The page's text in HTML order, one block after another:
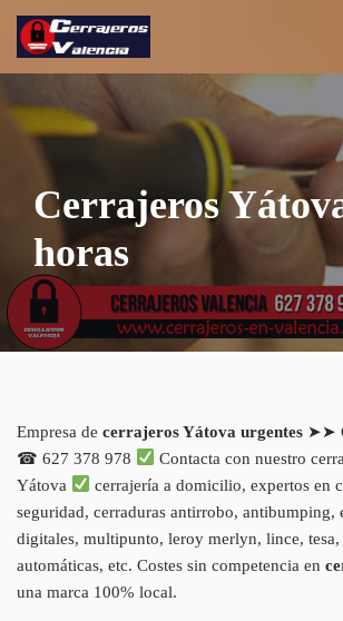
Saltar
contenido
Cerrajeros
horas
Empresa de cerrajeros Yátova urgentes ➤➤
☎ 627 378 978
Contacta con nuestro
Yátova
cerrajería a domicilio, expertos en
seguridad, cerraduras antirrobo, antibumping,
digitales, multipunto, leroy merlyn, lince, tesa,
automáticas, etc. Costes sin competencia en
una marca 100% local.